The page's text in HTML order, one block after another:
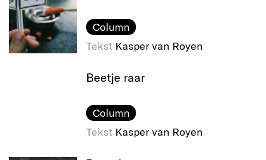
Column
Tekst Kasper van Royen
Beetje raar
Column
Tekst Kasper van Royen